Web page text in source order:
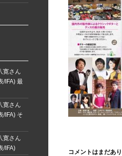
コメントはまだあ
寛さん
/IFA) 最
寛さん
/IFA) そ
寛さん
/IFA)